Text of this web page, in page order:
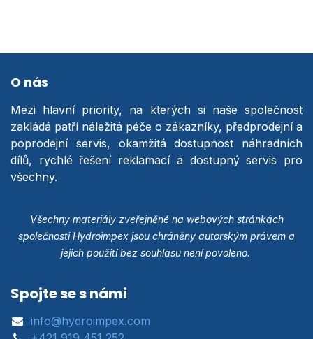
O nás
Mezi hlavní priority, na kterých si naše společnost
zakládá patří náležitá péče o zákazníky, předprodejní a
poprodejní servis, okamžitá dostupnost náhradních
dílů, rychlé řešení reklamací a dostupný servis pro
všechny.
Všechny materiály zveřejněné na webových stránkách
společnosti Hydroimpex jsou chráněny autorským právem a
jejich použití bez souhlasu není povoleno.
Spojte se s námi
info@hydroimpex.com